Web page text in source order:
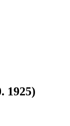
1925)